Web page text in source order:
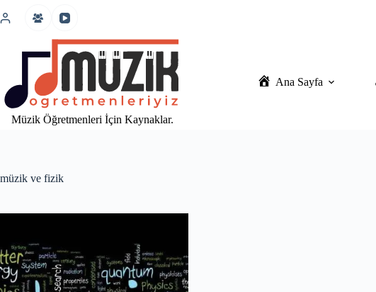
atla
Müzik Öğretmenleri İçin Kaynaklar.
Ana Sayfa
müzik ve fizik